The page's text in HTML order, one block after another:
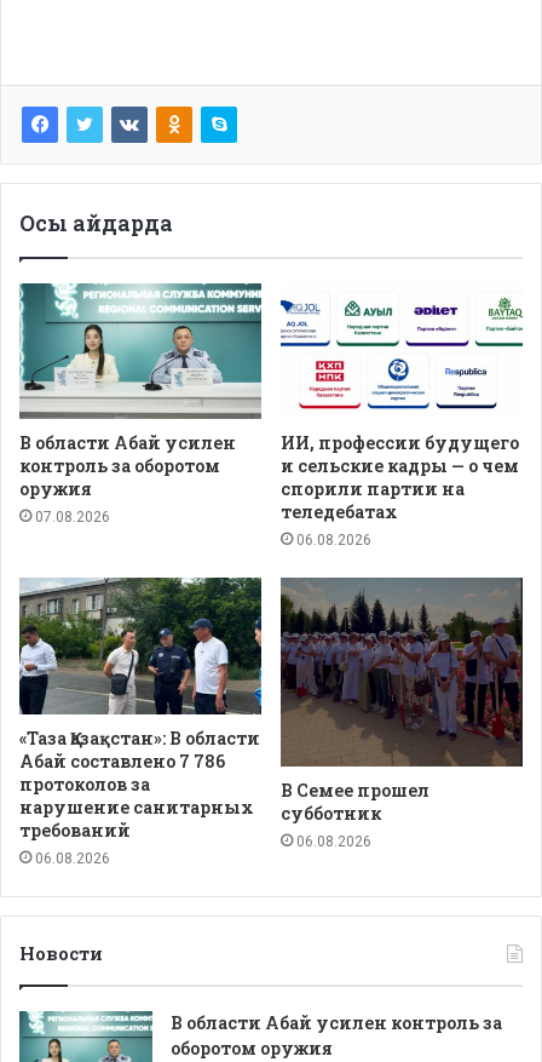
Осы айдарда
В области Абай усилен
контроль за оборотом
оружия
07.08.2026
ИИ, профессии будущего
и сельские кадры — о чем
спорили партии на
теледебатах
06.08.2026
«Таза Қазақстан»: В области
Абай составлено 7 786
протоколов за
нарушение санитарных
требований
06.08.2026
В Семее прошел
субботник
06.08.2026
Новости
В области Абай усилен контроль за
оборотом оружия